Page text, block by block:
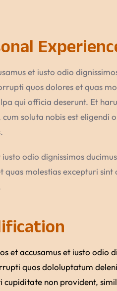
et iusto odio
quos dolores et quas
qui officia deserunt. Et
soluta nobis est eligendi
iusto odio dignissimos
quas molestias excepturi
et accusamus et iusto odio
quos dololuptatum
cupiditate non provident,